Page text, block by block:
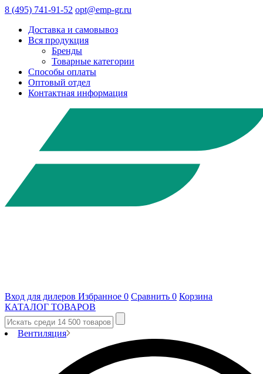
8 (495) 741-91-52 opt@emp-gr.ru
Доставка и самовывоз
Вся продукция
Бренды
Товарные категории
Способы оплаты
Оптовый отдел
Контактная информация
Вход для дилеров Избранное 0 Сравнить 0 Корзина
КАТАЛОГ ТОВАРОВ
Вентиляция